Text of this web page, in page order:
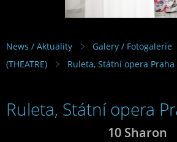
News / Aktuality Galery / Fotogalerie
(THEATRE)
Ruleta, Státní opera Praha
Ruleta, Státní opera
10 Sharon